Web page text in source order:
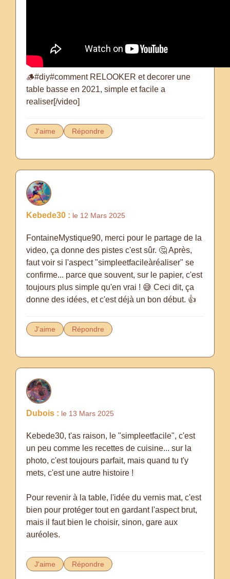
🪵#diy#comment RELOOKER et decorer une
table basse en 2021, simple et facile a
realiser[/video]
J'aime Répondre
Kebede30 : le 12 Mars 2025
FontaineMystique90, merci pour le partage de la
video, ça donne des pistes c'est sûr. 🤔 Après,
faut voir si l'aspect "simpleetfacileàréaliser" se
confirme... parce que souvent, sur le papier, c'est
toujours plus simple qu'en vrai ! 😅 Ceci dit, ça
donne des idées, et c'est déjà un bon début. 👍
J'aime Répondre
Dubois : le 13 Mars 2025
Kebede30, t'as raison, le "simpleetfacile", c'est
un peu comme les recettes de cuisine... sur la
photo, c'est toujours parfait, mais quand tu t'y
mets, c'est une autre histoire !
Pour revenir à la table, l'idée du vernis mat, c'est
bien pour protéger tout en gardant l'aspect brut,
mais il faut bien le choisir, sinon, gare aux
auréoles.
J'aime Répondre